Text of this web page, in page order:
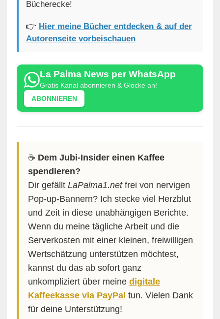
Bücherecke!
👉 Hier meine Bücher entdecken & auf der
Autorenseite vorbeischauen
La Palma News per WhatsApp
Gratis Kanal abonnieren & Glocke an!
ABONNIEREN
☕️ Dem Jubi-Insider einen Kaffee
spendieren?
Dir gefällt LaPalma1.netfrei von nervigen
Pop-up-Bannern? Ich stecke viel Herzblut
und Zeit in diese unabhängigen Berichte.
Wenn du meine tägliche Arbeit und die
Serverkosten mit einer kleinen, freiwilligen
Wertschätzung unterstützen möchtest,
kannst du das ab sofort ganz
unkompliziert über meine digitale
Kaffeekasse via PayPal tun. Vielen Dank
für deine Unterstützung!